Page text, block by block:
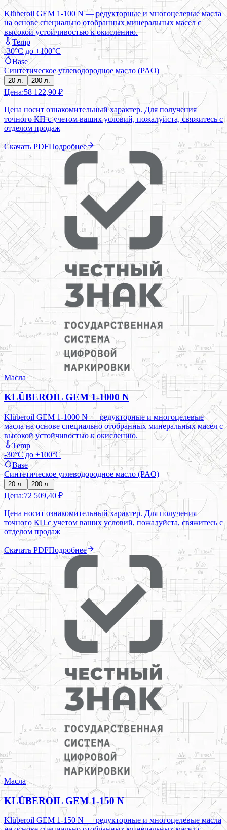
Klüberoil GEM 1-100 N — редукторные и многоцелевые масла
на основе специально отобранных минеральных масел с
высокой устойчивостью к окислению.
Temp
-30°C до +100°C
Base
Синтетическое углеводородное масло (PAO)
20 л. 200 л.
Цена:58 122,90 ₽
Цена носит ознакомительный характер. Для получения
точного КП с учетом ваших условий, пожалуйста, свяжитесь с
отделом продаж
Скачать PDFПодробнее
Масла
KLÜBEROIL GEM 1-1000 N
Klüberoil GEM 1-1000 N — редукторные и многоцелевые
масла на основе специально отобранных минеральных масел с
высокой устойчивостью к окислению.
Temp
-30°C до +100°C
Base
Синтетическое углеводородное масло (PAO)
20 л. 200 л.
Цена:72 509,40 ₽
Цена носит ознакомительный характер. Для получения
точного КП с учетом ваших условий, пожалуйста, свяжитесь с
отделом продаж
Скачать PDFПодробнее
Масла
KLÜBEROIL GEM 1-150 N
Klüberoil GEM 1-150 N — редукторные и многоцелевые масла